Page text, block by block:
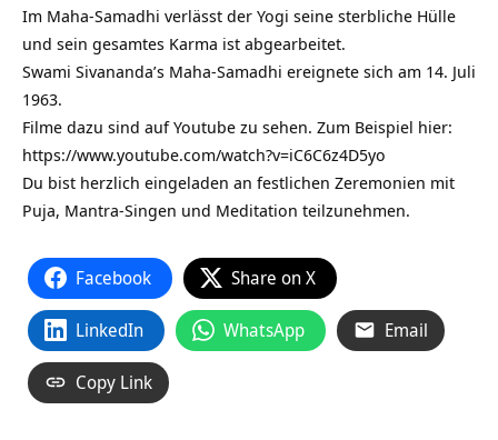
Im Maha-Samadhi verlässt der Yogi seine sterbliche Hülle
und sein gesamtes Karma ist abgearbeitet.
Swami Sivananda’s Maha-Samadhi ereignete sich am 14. Juli
1963.
Filme dazu sind auf Youtube zu sehen. Zum Beispiel hier:
https://www.youtube.com/watch?v=iC6C6z4D5yo
Du bist herzlich eingeladen an festlichen Zeremonien mit
Puja, Mantra-Singen und Meditation teilzunehmen.
Facebook Share on X
LinkedIn WhatsApp Email
Copy Link